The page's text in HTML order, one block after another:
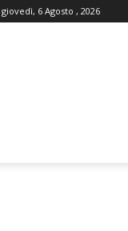
giovedì, 6 Agosto , 2026